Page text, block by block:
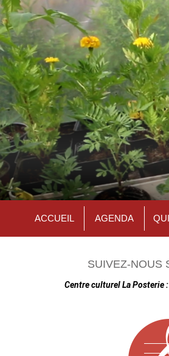
ACCUEIL AGENDA
SUIVEZ-NOUS
Centre culturel La Posterie :